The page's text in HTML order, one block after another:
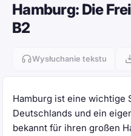
Hamburg: Die
B2
Wysłuchanie tekstu
Hamburg ist eine wichtige
Deutschlands und ein
bekannt für ihren großen